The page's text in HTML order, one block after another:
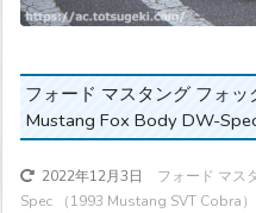
フォード マスタング フォ
Mustang Fox Body DW-
2022年12月3日
フォード マス
Spec （1993 Mustang SVT Cobra